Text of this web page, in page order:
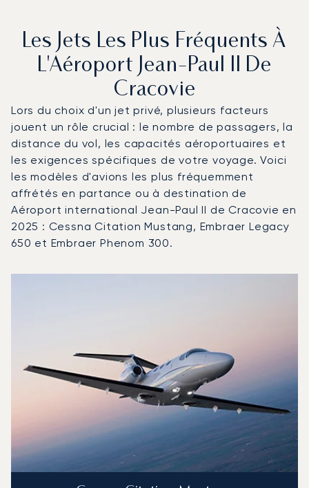
Les Jets Les Plus Fréquents À
L'Aéroport Jean-Paul II De
Cracovie
Lors du choix d'un jet privé, plusieurs facteurs
jouent un rôle crucial : le nombre de passagers, la
distance du vol, les capacités aéroportuaires et
les exigences spécifiques de votre voyage. Voici
les modèles d'avions les plus fréquemment
affrétés en partance ou à destination de
Aéroport international Jean-Paul II de Cracovie en
2025 : Cessna Citation Mustang, Embraer Legacy
650 et Embraer Phenom 300.